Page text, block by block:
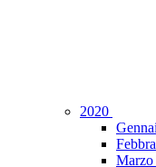
2020
Marzo